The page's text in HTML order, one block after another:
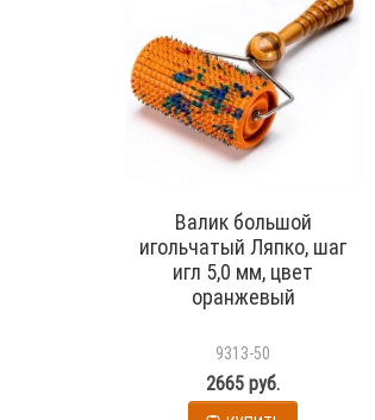
Валик большой
игольчатый Ляпко, шаг
игл 5,0 мм, цвет
оранжевый
9313-50
2665 руб.